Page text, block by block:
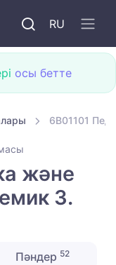
RU
осы бетте
6B01101
және
З.
Пәндер 52